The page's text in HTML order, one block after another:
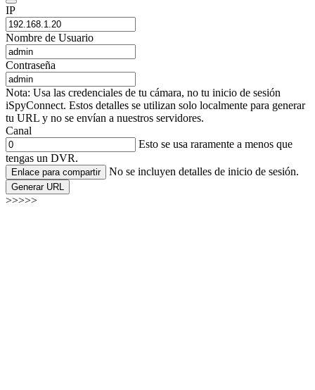
IP
Nombre de Usuario
Contraseña
Nota: Usa las credenciales de tu cámara, no tu inicio de sesión
iSpyConnect. Estos detalles se utilizan solo localmente para generar
tu URL y no se envían a nuestros servidores.
Canal
Esto se usa raramente a menos que
tengas un DVR.
Enlace para compartir No se incluyen detalles de inicio de sesión.
Generar URL
>>>>>